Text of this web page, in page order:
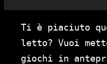
Ti è piaciuto
letto? Vuoi
giochi in